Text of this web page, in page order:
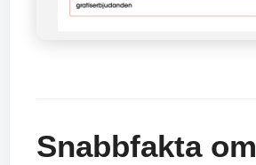
Snabbfakta om